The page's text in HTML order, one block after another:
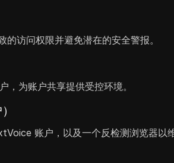
访问权限并避免潜在的安全警报。
为账户共享提供受控环境。
账户，以及一个反检测浏览器以